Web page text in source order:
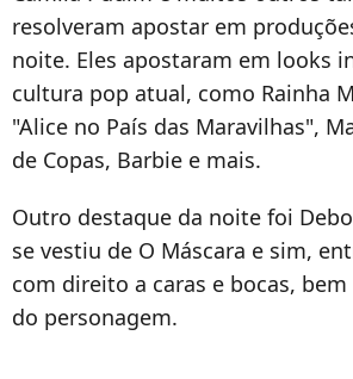
resolveram apostar em
noite. Eles apostaram em looks
cultura pop atual, como Rainha
"Alice no País das Maravilhas",
de Copas, Barbie e mais.
Outro destaque da noite foi
se vestiu de O Máscara e sim,
com direito a caras e bocas,
do personagem.